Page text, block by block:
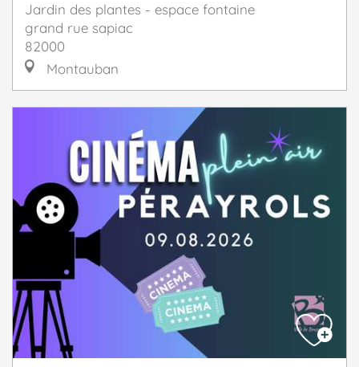
Jardin des plantes - espace fontaine
grand rue sapiac
82000
Montauban